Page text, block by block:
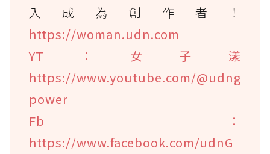
入成為創作者！
https://woman.udn.com
YT：女子漾
https://www.youtube.com/@udng
power
Fb：
https://www.facebook.com/udnG